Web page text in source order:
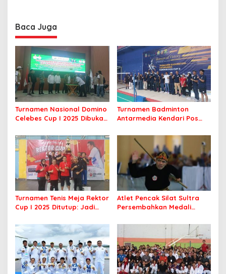
Baca Juga
Turnamen Nasional Domino
Celebes Cup I 2025 Dibuka,
Perebutkan Hadiah Rp500
Juta
Turnamen Badminton
Antarmedia Kendari Pos
Silaturahmi Insan Pers
Turnamen Tenis Meja Rektor
Cup I 2025 Ditutup: Jadi
Akademika UHO
Atlet Pencak Silat Sultra
Persembahkan Medali
2025